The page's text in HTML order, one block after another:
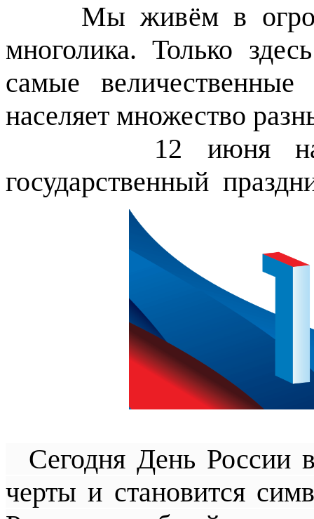
Мы живём в
многолика. Только
самые
населяет множество
12 июня наша
государственный
Сегодня День России
черты и становится